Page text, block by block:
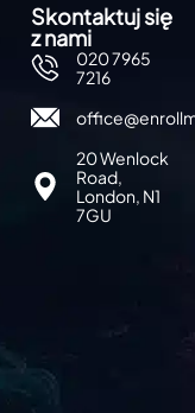
Skontaktuj się
z nami
020 7965
7216
20 Wenlock
Road,
London, N1
7GU